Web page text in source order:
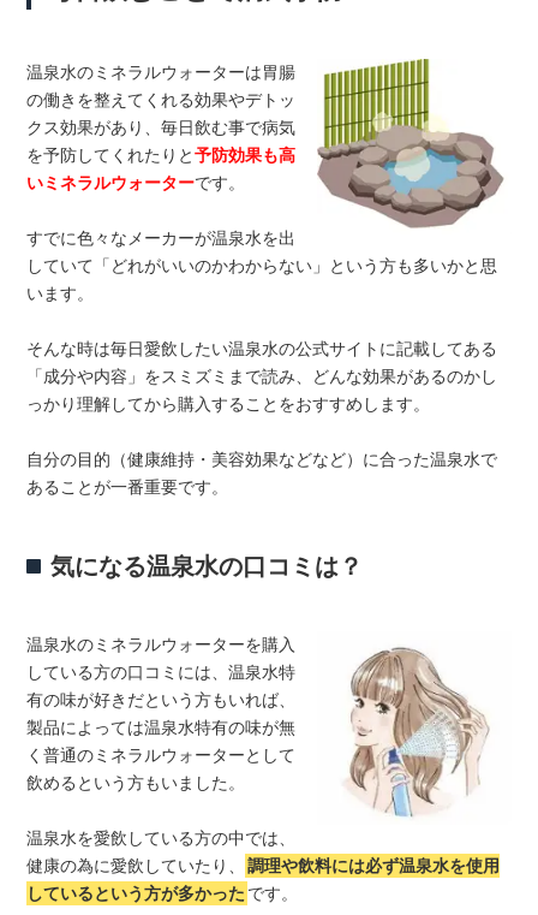
温泉水のミネラルウォーターは胃腸
の働きを整えてくれる効果やデトッ
クス効果があり、毎日飲む事で病気
を予防してくれたりと予防効果も高
いミネラルウォーターです。
すでに色々なメーカーが温泉水を出
していて「どれがいいのかわからない」という方も多いかと思
います。
そんな時は毎日愛飲したい温泉水の公式サイトに記載してある
「成分や内容」をスミズミまで読み、どんな効果があるのかし
っかり理解してから購入することをおすすめします。
自分の目的（健康維持・美容効果などなど）に合った温泉水で
あることが一番重要です。
気になる温泉水の口コミは？
温泉水のミネラルウォーターを購入
している方の口コミには、温泉水特
有の味が好きだという方もいれば、
製品によっては温泉水特有の味が無
く普通のミネラルウォーターとして
飲めるという方もいました。
温泉水を愛飲している方の中では、
健康の為に愛飲していたり、
調理や飲料には必ず温泉水を使用
しているという方が多かった です。